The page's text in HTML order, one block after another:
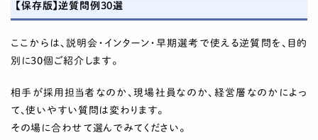
【保存版】逆質問例30選
ここからは、説明会・インターン・早期選考で使える逆質問を、目的
別に30個ご紹介します。
相手が採用担当者なのか、現場社員なのか、経営層なのかによっ
て、使いやすい質問は変わります。
その場に合わせて選んでみてください。